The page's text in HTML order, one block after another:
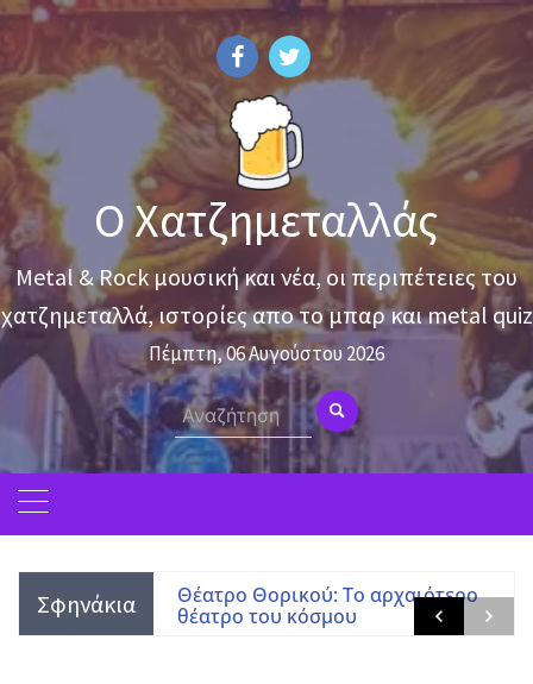
Skip
content
Ο Χατζημεταλλάς
Metal & Rock μουσική και νέα, οι περιπέτειες του
χατζημεταλλά, ιστορίες απο το μπαρ και metal quiz
Πέμπτη, 06 Αυγούστου 2026
Search
for:
Σφηνάκια
των
Θέατρο Θορικού: Το αρχαιότερο
θέατρο του κόσμου